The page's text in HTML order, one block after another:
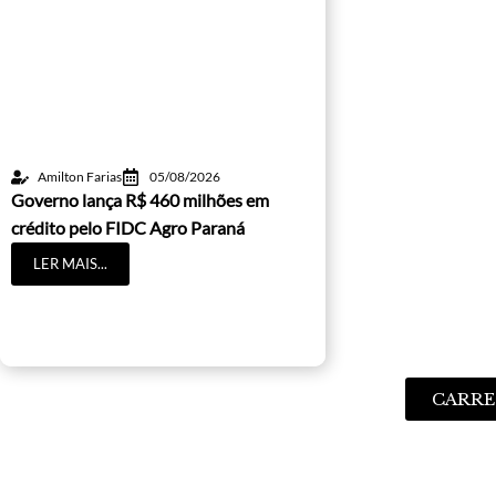
Amilton Farias 05/08/2026
Governo lança R$ 460 milhões em
crédito pelo FIDC Agro Paraná
LER MAIS...